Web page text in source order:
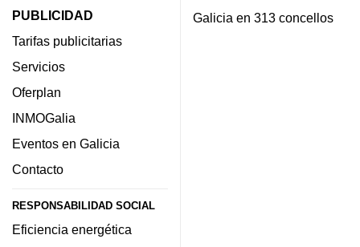
PUBLICIDAD
Tarifas publicitarias
Servicios
Oferplan
INMOGalia
Eventos en Galicia
Contacto
RESPONSABILIDAD SOCIAL
Eficiencia energética
Galicia en 313 concellos